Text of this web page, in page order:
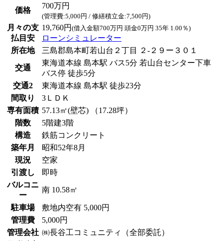
価格
700万円
(管理費:5,000円 / 修繕積立金:7,500円)
月々の支
払目安
19,760円 (借入金額700万円 頭金0万円 35年 1.00％)
ローンシミュレーター
所在地
三島郡島本町若山台２丁目 ２-２９ー３０１
交通
東海道本線 島本駅 バス5分 若山台センター下車
バス停 徒歩5分
交通2
東海道本線 島本駅 徒歩23分
間取り
3ＬＤＫ
専有面積 57.13㎡(壁芯) （17.28坪）
階数
5階建3階
構造
鉄筋コンクリート
築年月
昭和52年8月
現況
空家
引渡し
即時
バルコニ
ー
南 10.58㎡
駐車場
敷地内空有 5,000円
管理費
5,000円
管理会社 ㈱長谷工コミュニティ（全部委託）